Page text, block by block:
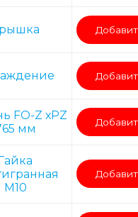
FO-Z хPZ
мм
Гайка
M10